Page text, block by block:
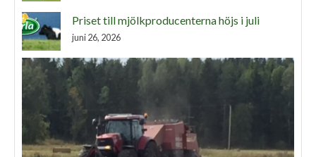
Priset till mjölkproducenterna höjs i juli
juni 26, 2026